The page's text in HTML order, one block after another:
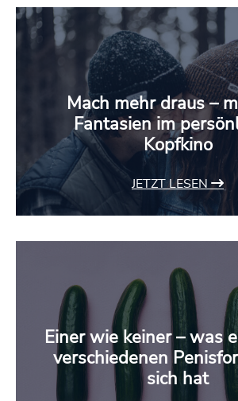
Mach mehr draus –
Fantasien im
Kopfkino
JETZT LESEN
Einer wie keiner – was
verschiedenen
sich hat